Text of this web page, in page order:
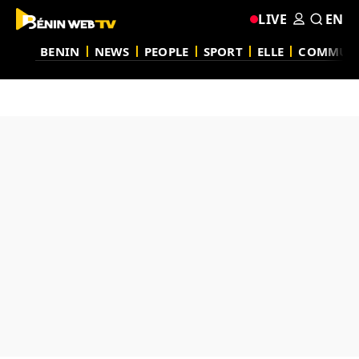
BENIN NEWS PEOPLE SPORT ELLE
LIVE EN